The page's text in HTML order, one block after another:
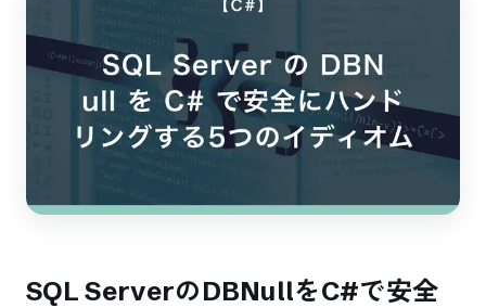
SQL ServerのDBNullをC#で安全